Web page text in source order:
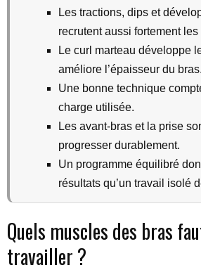
Les tractions, dips et
recrutent aussi fortement les
Le curl marteau développe
améliore l’épaisseur du bras.
Une bonne technique
charge utilisée.
Les avant-bras et la prise
progresser durablement.
Un programme équilibré
résultats qu’un travail isolé
Quels muscles des bras
travailler ?